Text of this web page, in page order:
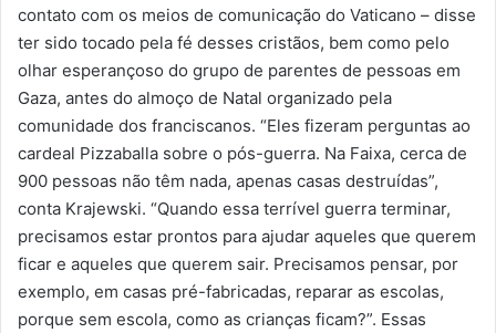
contato com os meios de comunicação do Vaticano – disse
ter sido tocado pela fé desses cristãos, bem como pelo
olhar esperançoso do grupo de parentes de pessoas em
Gaza, antes do almoço de Natal organizado pela
comunidade dos franciscanos. “Eles fizeram perguntas ao
cardeal Pizzaballa sobre o pós-guerra. Na Faixa, cerca de
900 pessoas não têm nada, apenas casas destruídas”,
conta Krajewski. “Quando essa terrível guerra terminar,
precisamos estar prontos para ajudar aqueles que querem
ficar e aqueles que querem sair. Precisamos pensar, por
exemplo, em casas pré-fabricadas, reparar as escolas,
porque sem escola, como as crianças ficam?”. Essas